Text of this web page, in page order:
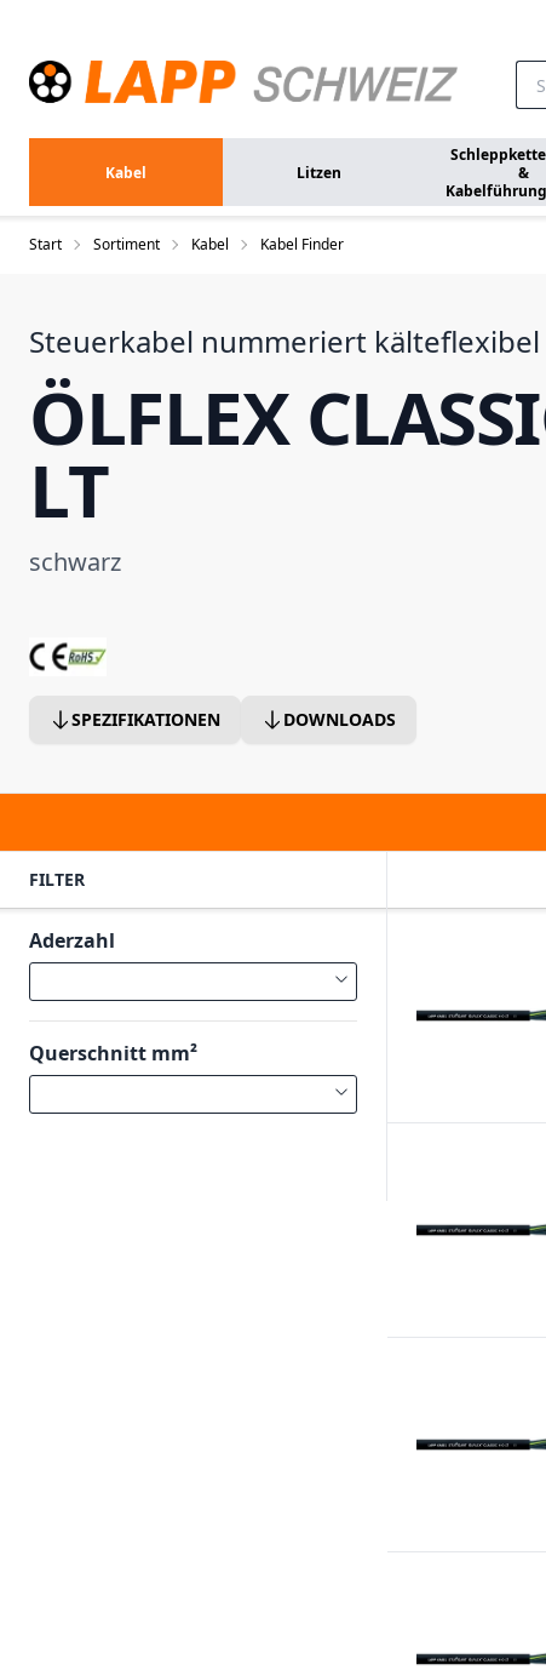
Kabel Litzen
&
Start Sortiment Kabel Kabel Finder
Steuerkabel nummeriert kälteflexibel
ÖLFLEX
LT
schwarz
SPEZIFIKATIONEN DOWNLOADS
FILTER
Aderzahl
Querschnitt mm²